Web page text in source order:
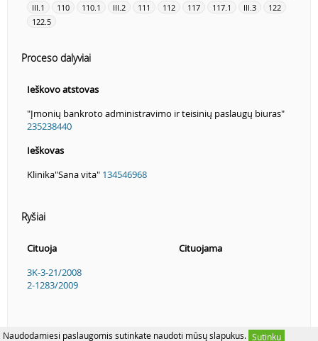
Naudodamiesi paslaugomis sutinkate naudoti mūsų slapukus. Sutinku
III.1
110 110.1 III.2 111 112 117 117.1 III.3
122
122.5
Proceso dalyviai
Ieškovo atstovas
"Įmonių bankroto administravimo ir teisinių paslaugų biuras"
235238440
Ieškovas
Klinika"Sana vita" 134546968
Ryšiai
Cituoja
Cituojama
3K-3-21/2008
2-1283/2009